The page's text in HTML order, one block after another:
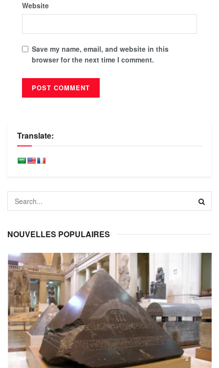
Website
Save my name, email, and website in this
browser for the next time I comment.
Translate:
NOUVELLES POPULAIRES